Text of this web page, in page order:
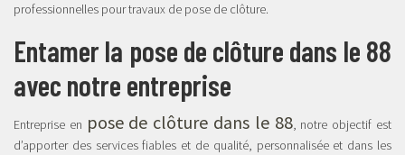
professionnelles pour travaux de pose de clôture.
Entamer la pose de clôture dans le 88
avec notre entreprise
Entreprise en pose de clôture dans le 88, notre objectif est
d’apporter des services fiables et de qualité, personnalisée et dans les